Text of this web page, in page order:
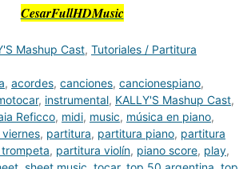
CesarFullHDMusic
Mashup Cast, Tutoriales / Partitura
, acordes, canciones, cancionespiano,
, instrumental, KALLY'S Mashup Cast,
Reficco, midi, music, música en piano,
, partitura, partitura piano, partitura
, partitura violín, piano score, play,